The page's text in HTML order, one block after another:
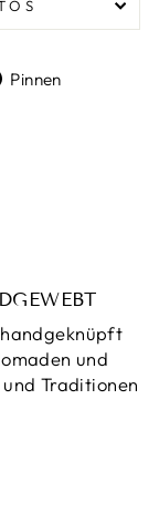
Pinnen
handgeknüpft
und
Traditionen